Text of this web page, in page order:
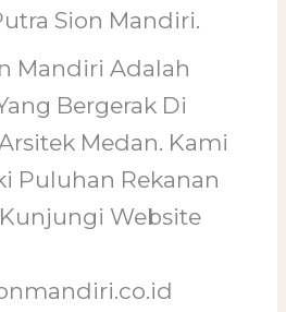
Sion Mandiri.
Mandiri Adalah
Bergerak Di
Medan. Kami
Puluhan Rekanan
Website